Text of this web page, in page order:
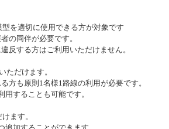
者発表！！
プレゼント当選者発表
ニコ感謝祭開催中!!
25(日)
を適切に使用できる方が対象です
の同伴が必要です。
反する方はご利用いただけません。
ただけます。
方も原則1名様1路線の利用が必要です。
用することも可能です。
ます。